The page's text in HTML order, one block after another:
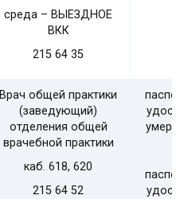
среда – ВЫЕЗДНОЕ
ВКК
215 64 35
Врач общей практики
(заведующий)
отделения общей
врачебной практики
каб. 618, 620
215 64 52